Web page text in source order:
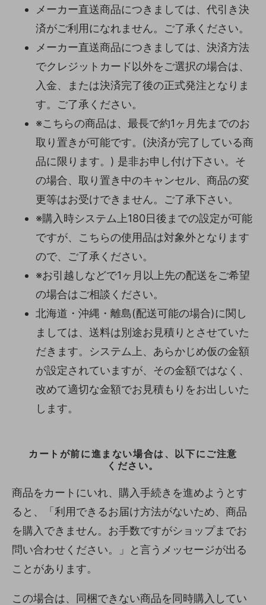
メーカー直送商品につきましては、代引き決
済がご利用になれません。ご了承ください。
メーカー直送商品につきましては、決済方法
でクレジットカード以外をご選択の場合は、
入金、または決済完了後の正式発注となりま
す。ご了承ください。
※こちらの商品は、最長で約1ヶ月先までのお
取り置きが可能です。(決済が完了している商
品に限ります。) 是非お申し付け下さい。そ
の場合、取り置き中のキャンセル、商品の変
更等はお受けできません。ご了承下さい。
※購入時システム上180日後までの設定が可能
ですが、こちらの使用品は対象外となります
ので、ご了承ください。
※お引越しなどで1ヶ月以上先の配送をご希望
の場合はご相談ください。
北海道・沖縄・離島(配送可能の場合)に関し
ましては、送料は別途お見積りとさせていた
だきます。システム上、あらかじめ仮の金額
が設定されていますが、その金額ではなく、
改めて適切な金額でお見積もりをお出しいた
します。
カートが前に進まない場合は、以下にご注意
ください。
商品をカートにいれ、購入手続きを進めようとす
ると、「利用できるお届け方法がないため、商品
を購入できません。お手数ですがショップまでお
問い合わせください。」と言うメッセージが出る
ことがあります。
この場合は、同梱できない商品を同時購入してい